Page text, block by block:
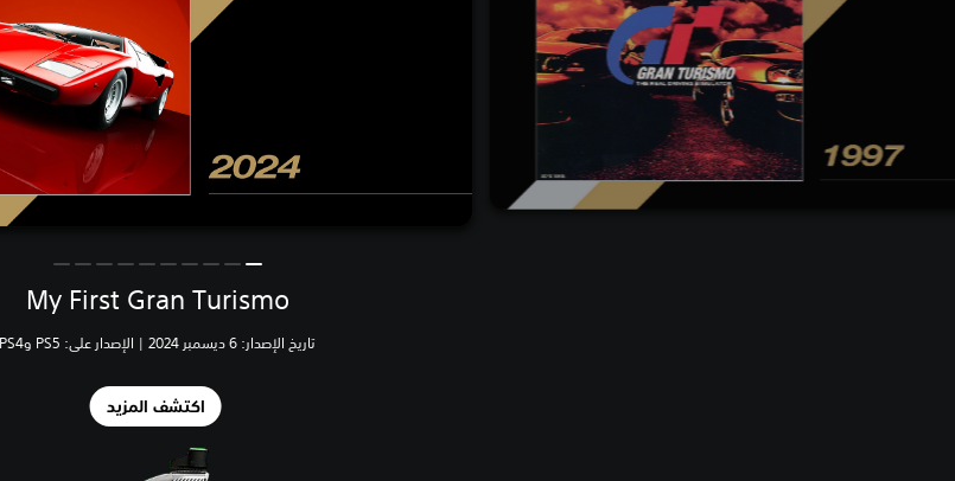
My First Gran Turismo
تاريخ الإصدار: 6 ديسمبر 2024 | الإصدار على: PS5 وPS4
اكتشف المزيد